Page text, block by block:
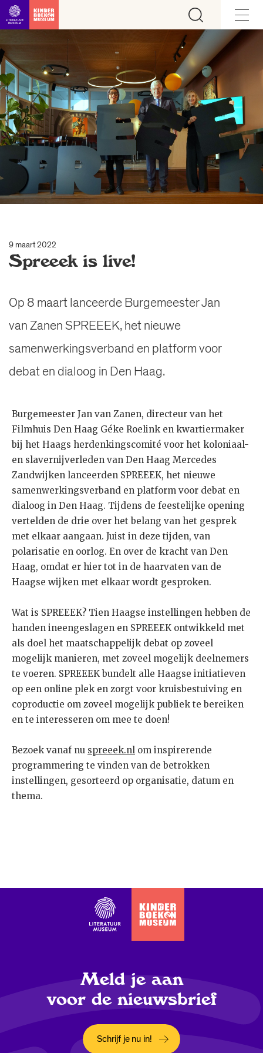
Ga direct naar inhoud
9 maart 2022
Spreeek is live!
Op 8 maart lanceerde Burgemeester Jan
van Zanen SPREEEK, het nieuwe
samenwerkingsverband en platform voor
debat en dialoog in Den Haag.
Burgemeester Jan van Zanen, directeur van het
Filmhuis Den Haag Géke Roelink en kwartiermaker
bij het Haags herdenkingscomité voor het koloniaal-
en slavernijverleden van Den Haag Mercedes
Zandwijken lanceerden SPREEEK, het nieuwe
samenwerkingsverband en platform voor debat en
dialoog in Den Haag. Tijdens de feestelijke opening
vertelden de drie over het belang van het gesprek
met elkaar aangaan. Juist in deze tijden, van
polarisatie en oorlog. En over de kracht van Den
Haag, omdat er hier tot in de haarvaten van de
Haagse wijken met elkaar wordt gesproken.
Wat is SPREEEK? Tien Haagse instellingen hebben de
handen ineengeslagen en SPREEEK ontwikkeld met
als doel het maatschappelijk debat op zoveel
mogelijk manieren, met zoveel mogelijk deelnemers
te voeren. SPREEEK bundelt alle Haagse initiatieven
op een online plek en zorgt voor kruisbestuiving en
coproductie om zoveel mogelijk publiek te bereiken
en te interesseren om mee te doen!
Bezoek vanaf nu spreeek.nl om inspirerende
programmering te vinden van de betrokken
instellingen, gesorteerd op organisatie, datum en
thema.
Meld je aan
voor de nieuwsbrief
Opent in een nieuw tabblad
Schrijf je nu in!